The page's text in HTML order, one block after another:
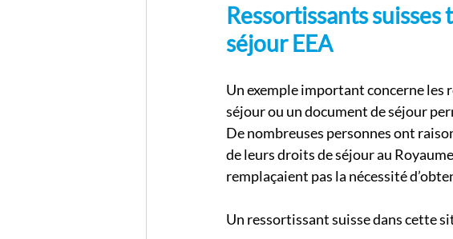
Ressortissants
séjour EEA
Un exemple important concerne les
séjour ou un document de séjour
De nombreuses personnes ont
de leurs droits de séjour au
remplaçaient pas la nécessité
Un ressortissant suisse dans cette